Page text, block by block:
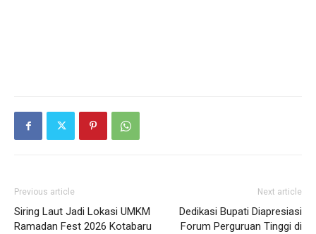
Previous article
Siring Laut Jadi Lokasi UMKM
Ramadan Fest 2026 Kotabaru
Next article
Dedikasi Bupati Diapresiasi
Forum Perguruan Tinggi di